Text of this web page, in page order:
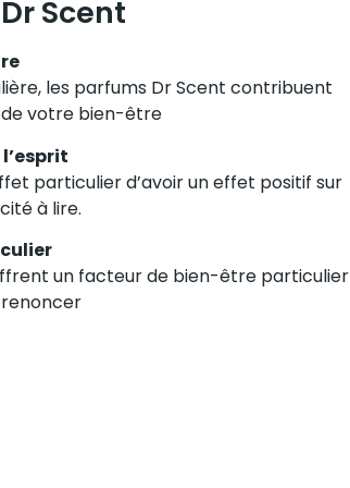
Scent
les parfums Dr Scent contribuent
votre bien-être
particulier d’avoir un effet positif sur
à lire.
un facteur de bien-être particulier
renoncer